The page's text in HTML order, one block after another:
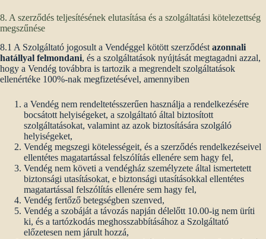
8. A szerződés teljesítésének elutasítása és a szolgáltatási kötelezettség
megszűnése
8.1 A Szolgáltató jogosult a Vendéggel kötött szerződést azonnali
hatállyal felmondani, és a szolgáltatások nyújtását megtagadni azzal,
hogy a Vendég továbbra is tartozik a megrendelt szolgáltatások
ellenértéke 100%-nak megfizetésével, amennyiben
a Vendég nem rendeltetésszerűen használja a rendelkezésére
bocsátott helyiségeket, a szolgáltató által biztosított
szolgáltatásokat, valamint az azok biztosítására szolgáló
helyiségeket,
Vendég megszegi kötelességeit, és a szerződés rendelkezéseivel
ellentétes magatartással felszólítás ellenére sem hagy fel,
Vendég nem követi a vendégház személyzete által ismertetett
biztonsági utasításokat, e biztonsági utasításokkal ellentétes
magatartással felszólítás ellenére sem hagy fel,
Vendég fertőző betegségben szenved,
Vendég a szobáját a távozás napján délelőtt 10.00-ig nem üríti
ki, és a tartózkodás meghosszabbításához a Szolgáltató
előzetesen nem járult hozzá,